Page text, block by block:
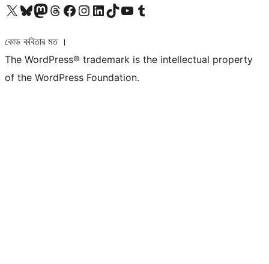
আমাদের X (আগের টুইটার) অ্যাকাউন্টে যানআমাদের Bluesky অ্যাকাউন্টটি দেখুনআমাদের মাস্টোডন অ্যাকাউন্টটি দেখুনআমাদের থ্রেডস অ্যাকাউন্টটি দেখুনআমাদের ফেসবুক পেজ দেখুনআমাদের ইন্সটাগ্রাম অ্যাকাউন্ট দেখুনআমাদের লিঙ্কডইন অ্যাকাউন্টে যানআমাদের TikTok অ্যাকাউন্টটি দেখুনআমাদের ইউটিউব চ্যানেলে যান আমাদের টাম্বলার অ্যাকাউন্ট দেখুন
কোড কবিতার মত ।
The WordPress® trademark is the intellectual property
of the WordPress Foundation.